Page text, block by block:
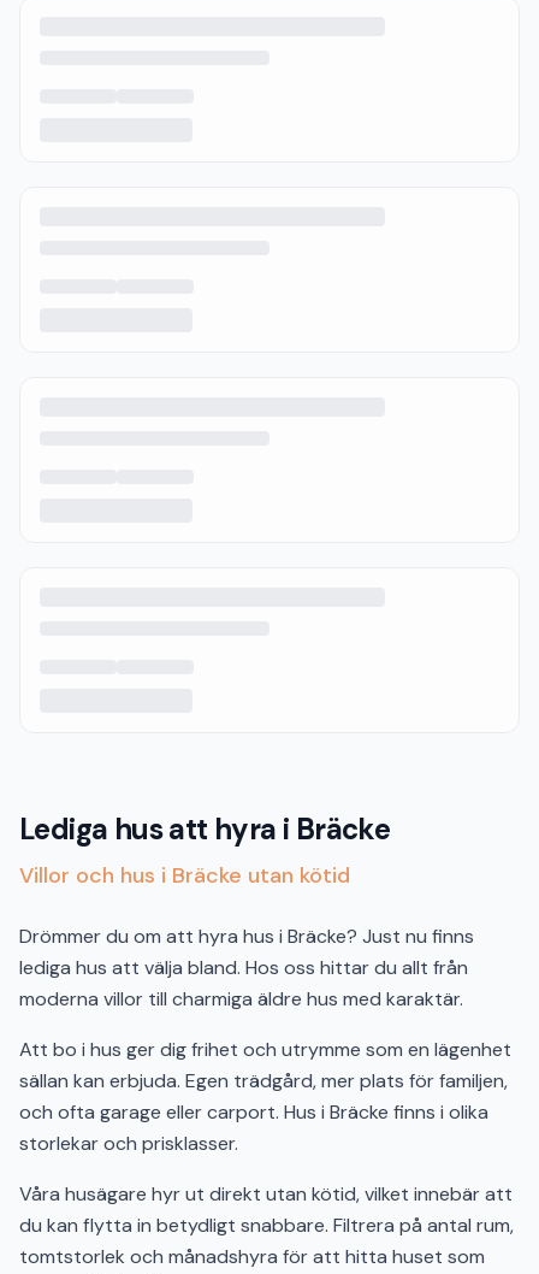
Lediga hus att hyra i Bräcke
Villor och hus i Bräcke utan kötid
Drömmer du om att hyra hus i Bräcke? Just nu finns
lediga hus att välja bland. Hos oss hittar du allt från
moderna villor till charmiga äldre hus med karaktär.
Att bo i hus ger dig frihet och utrymme som en lägenhet
sällan kan erbjuda. Egen trädgård, mer plats för familjen,
och ofta garage eller carport. Hus i Bräcke finns i olika
storlekar och prisklasser.
Våra husägare hyr ut direkt utan kötid, vilket innebär att
du kan flytta in betydligt snabbare. Filtrera på antal rum,
tomtstorlek och månadshyra för att hitta huset som